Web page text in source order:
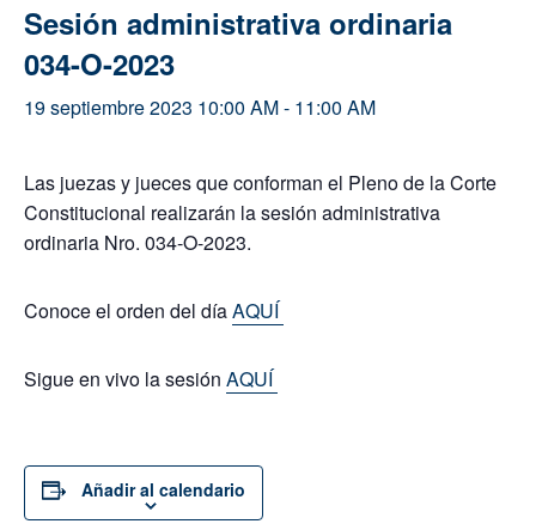
Sesión administrativa ordinaria
034-O-2023
19 septiembre 2023 10:00 AM- 11:00 AM
Las juezas y jueces que conforman el Pleno de la Corte
Constitucional realizarán la sesión administrativa
ordinaria Nro. 034-O-2023.
Conoce el orden del díaAQUÍ
Sigue en vivo la sesión AQUÍ
Añadir al calendario